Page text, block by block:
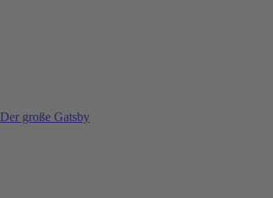
Der große Gatsby